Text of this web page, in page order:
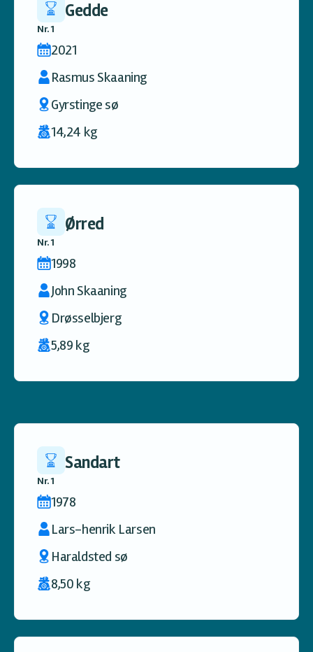
Gedde
Nr. 1
2021
Rasmus Skaaning
Gyrstinge sø
14,24 kg
Ørred
Nr. 1
1998
John Skaaning
Drøsselbjerg
5,89 kg
Sandart
Nr. 1
1978
Lars-henrik Larsen
Haraldsted sø
8,50 kg